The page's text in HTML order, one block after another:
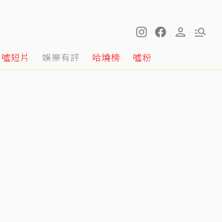
噓短片 娛樂有評 哈燒榜 噓粉